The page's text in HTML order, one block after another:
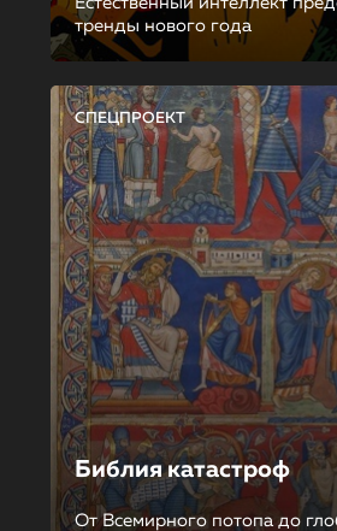
тренды нового года
СПЕЦПРОЕКТ
Библия катастроф
От Всемирного потопа до